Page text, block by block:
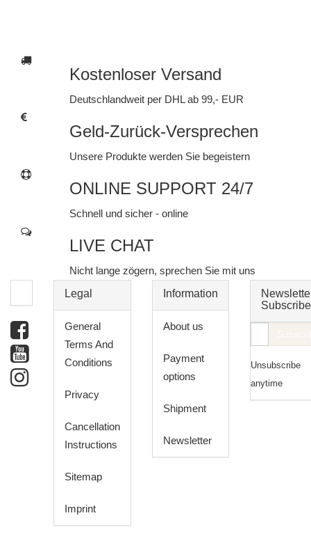
Kostenloser Versand
Deutschlandweit per DHL ab 99,- EUR
Geld-Zurück-Versprechen
Unsere Produkte werden Sie begeistern
ONLINE SUPPORT 24/7
Schnell und sicher - online
LIVE CHAT
Nicht lange zögern, sprechen Sie mit uns
Legal
General
Terms And
Conditions
Privacy
Cancellation
Instructions
Sitemap
Imprint
Information
About us
Payment
options
Shipment
Newsletter
Subscribe
Mail
address
Unsubscribe
anytime